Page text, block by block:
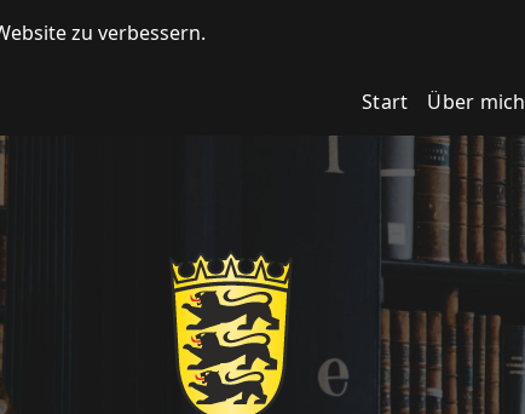
zu verbessern.
Start Über mich